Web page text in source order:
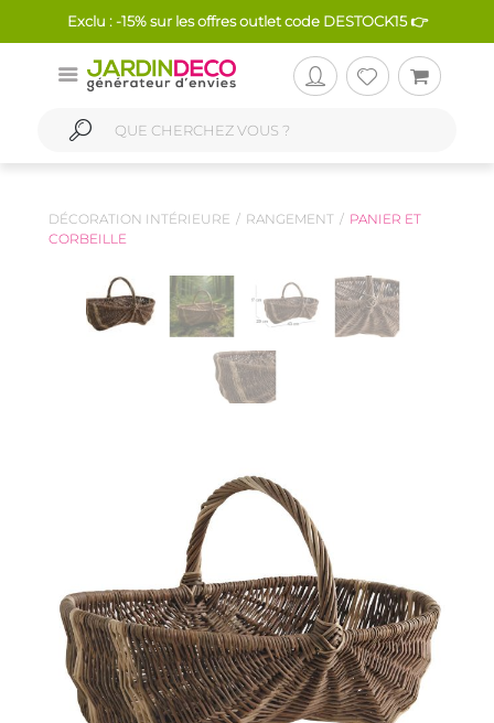
Exclu : -15% sur les offres outlet code DESTOCK15 👉
DÉCORATION INTÉRIEURE RANGEMENT
PANIER ET
CORBEILLE